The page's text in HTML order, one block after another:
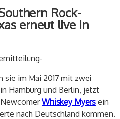
Rock-
erneut live in
sie im Mai 2017 mit zwei
Hamburg und Berlin, jetzt
Whiskey Myers ein
nach Deutschland kommen.